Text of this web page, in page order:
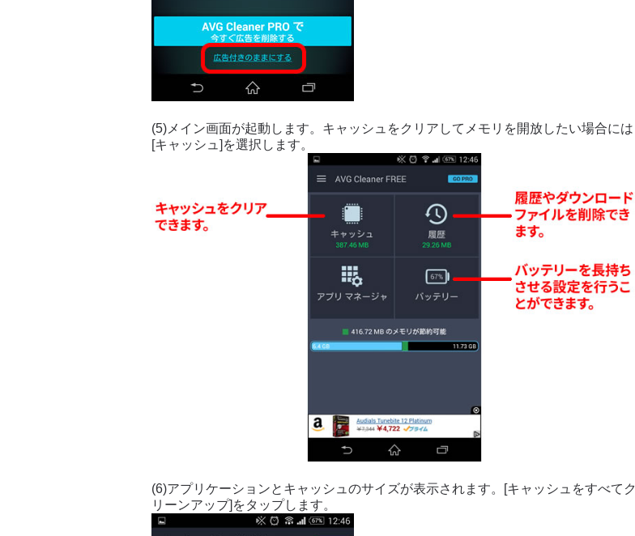
(5)メイン画面が起動します。キャッシュをクリアしてメモリを開放したい場合には
[キャッシュ]を選択します。
(6)アプリケーションとキャッシュのサイズが表示されます。[キャッシュをすべてク
リーンアップ]をタップします。